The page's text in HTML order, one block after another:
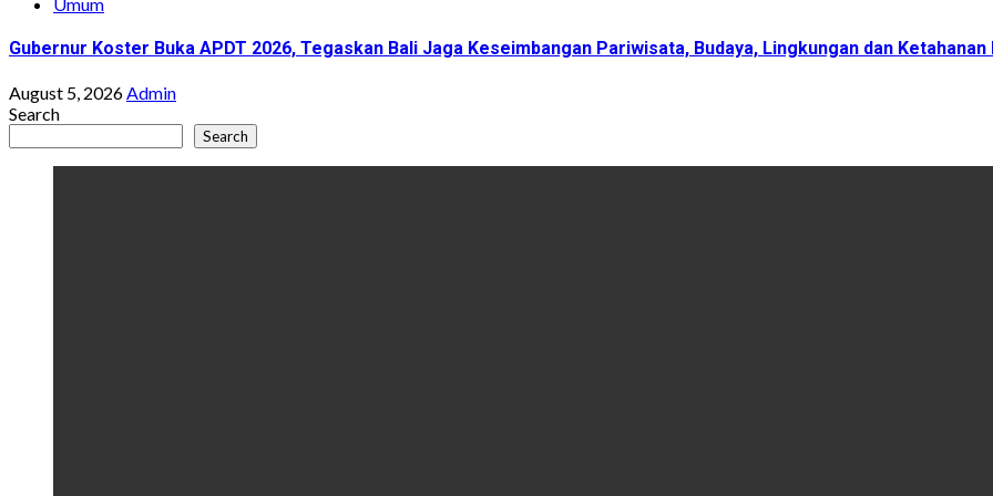
Gubernur Koster Buka APDT 2026, Tegaskan Bali Jaga Keseimbangan Pariwisata, Budaya, Lingkungan dan Ketahanan
August 5, 2026Admin
Search
Search